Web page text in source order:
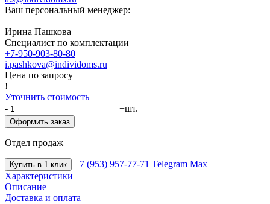
Ваш персональный менеджер:
Ирина Пашкова
Специалист по комплектации
+7-950-903-80-80
i.pashkova@individoms.ru
Цена по запросу
!
Уточнить стоимость
-
+шт.
Оформить заказ
Отдел продаж
Купить в 1 клик +7 (953) 957-77-71 Telegram Max
Характеристики
Описание
Доставка и оплата